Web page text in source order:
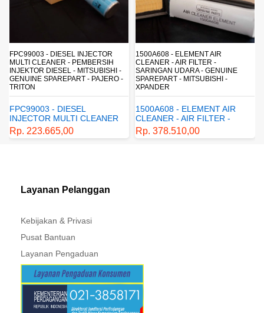
FPC99003 - DIESEL INJECTOR
MULTI CLEANER - PEMBERSIH
INJEKTOR DIESEL - MITSUBISHI -
GENUINE SPAREPART - PAJERO -
TRITON
FPC99003 - DIESEL
INJECTOR MULTI CLEANER
- PEMBERSIH INJEKTOR
DIESEL - MITSUBISHI -
Rp. 223.665,00
1500A608 - ELEMENT AIR
CLEANER - AIR FILTER -
SARINGAN UDARA - GENUINE
SPAREPART - MITSUBISHI -
XPANDER
1500A608 - ELEMENT AIR
CLEANER - AIR FILTER -
SARINGAN UDARA -
GENUINE SPAREPART -
Rp. 378.510,00
Layanan Pelanggan
Kebijakan & Privasi
Pusat Bantuan
Layanan Pengaduan